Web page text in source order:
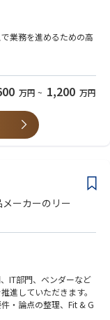
マーハラスメント方
インド研修、コミュニ
（CT社員案件））の
の連携、
業務を進めるための高
するための主体性
び多様性の理解
アンス・リスク・法務
。
。
万円 ~ 1,200 万円
ーカーのリー
IT部門、ベンダーなど
進していただきます。
・論点の整理、Fit & G